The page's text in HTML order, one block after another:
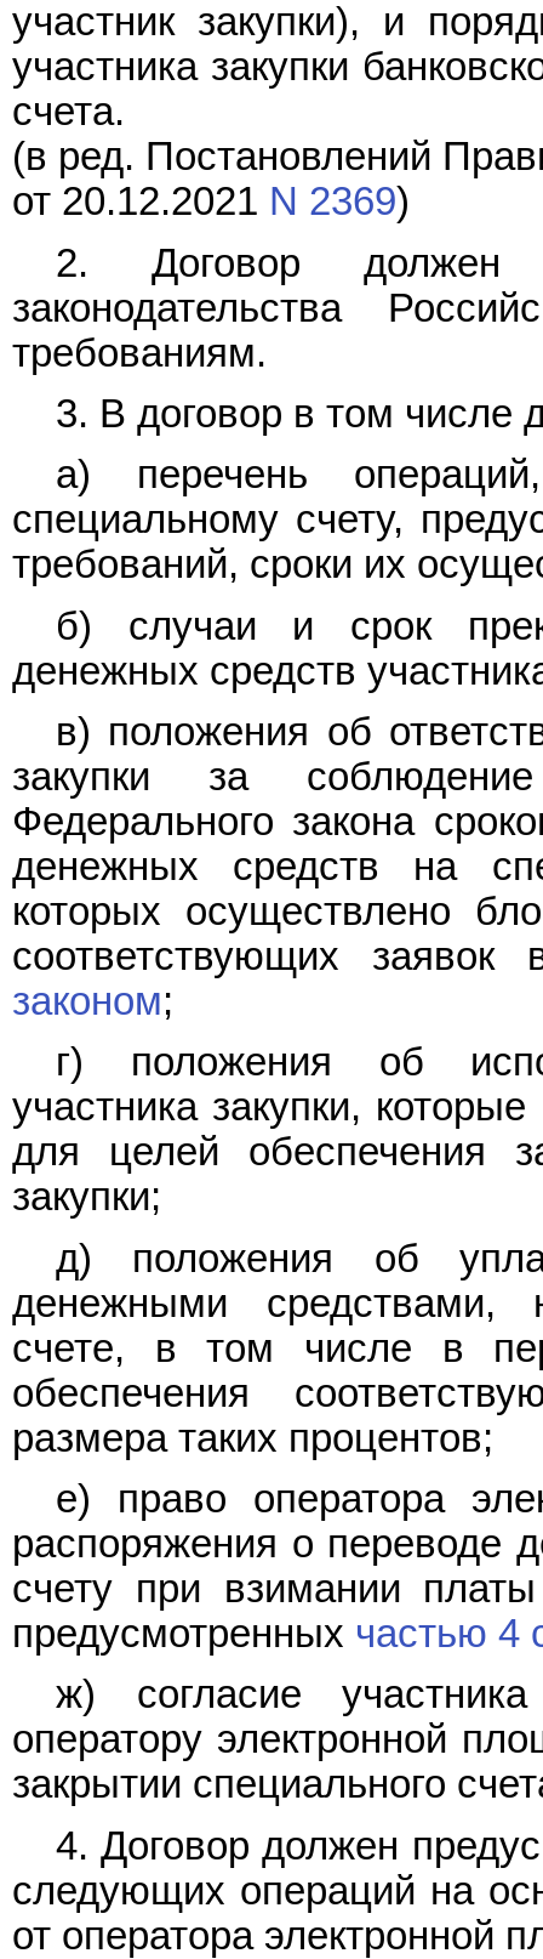
участник закупки), и
участника закупки
счета.
(в ред. Постановлений
от 20.12.2021 N 2369)
2. Договор должен
законодательства
требованиям.
3. В договор в том
а) перечень
специальному счету,
требований, сроки их
б) случаи и срок
денежных средств
в) положения об
закупки за
Федерального закона
денежных средств на
которых осуществлено
соответствующих
законом;
г) положения об
участника закупки,
для целей обеспечения
закупки;
д) положения об
денежными средствами,
счете, в том числе в
обеспечения
размера таких процентов;
е) право оператора
распоряжения о переводе
счету при взимании
предусмотренных частью 4
ж) согласие
оператору электронной
закрытии специального
4. Договор должен
следующих операций на
от оператора электронной